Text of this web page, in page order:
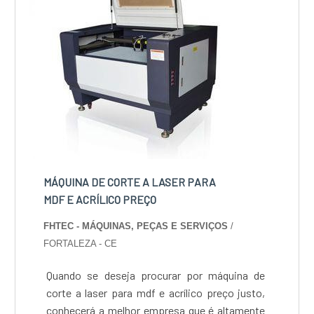
MÁQUINA DE CORTE A LASER PARA
MDF E ACRÍLICO PREÇO
FHTEC - MÁQUINAS, PEÇAS E SERVIÇOS/
FORTALEZA - CE
Quando se deseja procurar por máquina de
corte a laser para mdf e acrílico preço justo,
conhecerá a melhor empresa que é altamente